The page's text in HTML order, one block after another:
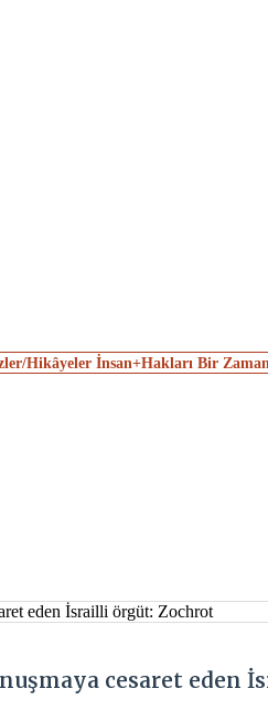
Hikâyeler İnsan+Hakları Bir
cesaret